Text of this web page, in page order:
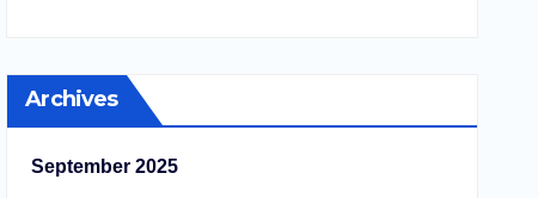
Archives
September 2025